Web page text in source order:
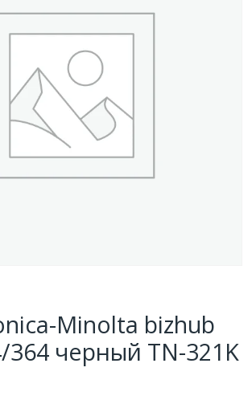
Minolta bizhub
364 черный TN-321K